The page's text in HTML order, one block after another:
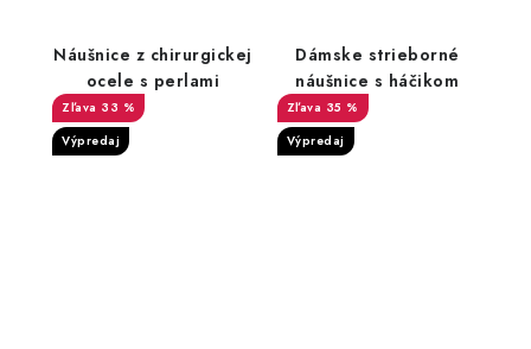
Náušnice z chirurgickej
ocele s perlami
33 %
Výpredaj
Dámske strieborné
náušnice s háčikom
35 %
Výpredaj